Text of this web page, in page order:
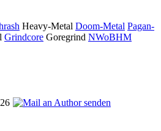
Heavy-Metal Doom-Metal Pagan-
Grindcore Goregrind NWoBHM